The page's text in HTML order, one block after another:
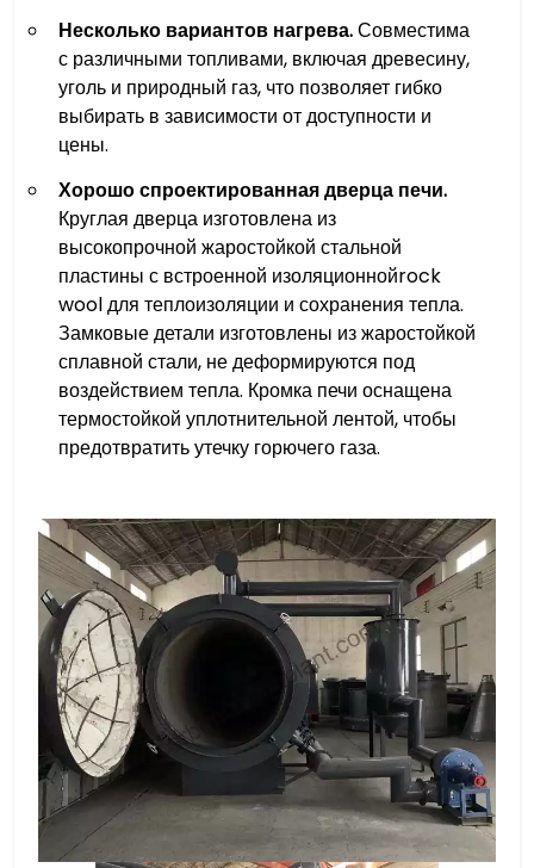
Несколько вариантов нагрева.Совместима
с различными топливами, включая древесину,
уголь и природный газ, что позволяет гибко
выбирать в зависимости от доступности и
цены.
Хорошо спроектированная дверца печи.
Круглая дверца изготовлена из
высокопрочной жаростойкой стальной
пластины с встроенной изоляционнойrock
wool для теплоизоляции и сохранения тепла.
Замковые детали изготовлены из жаростойкой
сплавной стали, не деформируются под
воздействием тепла. Кромка печи оснащена
термостойкой уплотнительной лентой, чтобы
предотвратить утечку горючего газа.